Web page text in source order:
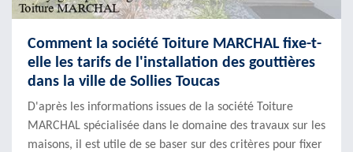
Comment la société Toiture MARCHAL fixe-t-
elle les tarifs de l'installation des gouttières
dans la ville de Sollies Toucas
D'après les informations issues de la société Toiture
MARCHAL spécialisée dans le domaine des travaux sur les
maisons, il est utile de se baser sur des critères pour fixer